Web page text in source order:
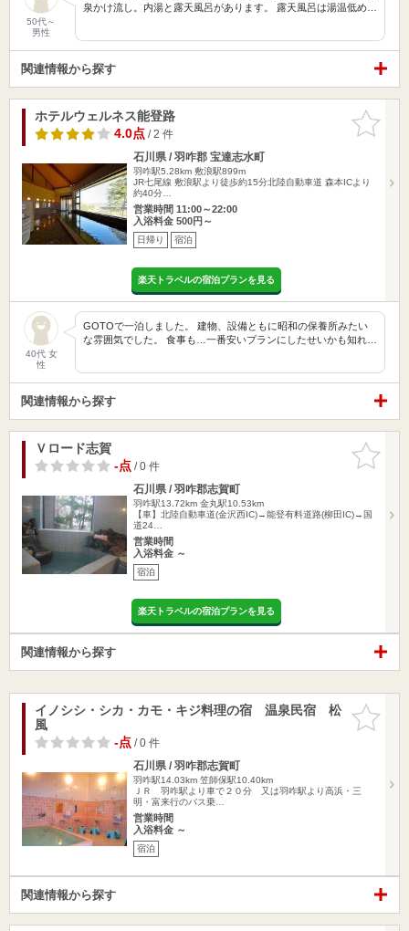
50代～
男性
泉かけ流し。内湯と露天風呂があります。 露天風呂は湯温低め…
関連情報から探す
お気に入
りに追加
ホテルウェルネス能登路
4.0点/ 2 件
石川県 / 羽咋郡 宝達志水町
羽咋駅5.28km 敷浪駅899m
JR七尾線 敷浪駅より徒歩約15分北陸自動車道 森本ICより
約40分…
営業時間 11:00～22:00
入浴料金 500円～
日帰り 宿泊
楽天トラベルの宿泊プランを見る
40代 女
性
GOTOで一泊しました。 建物、設備ともに昭和の保養所みたい
な雰囲気でした。 食事も…一番安いプランにしたせいかも知れ…
関連情報から探す
お気に入
りに追加
Ｖロード志賀
-点/ 0 件
石川県 / 羽咋郡志賀町
羽咋駅13.72km 金丸駅10.53km
【車】北陸自動車道(金沢西IC)→能登有料道路(柳田IC)→国
道24…
営業時間
入浴料金 ～
宿泊
楽天トラベルの宿泊プランを見る
関連情報から探す
お気に入
りに追加
イノシシ・シカ・カモ・キジ料理の宿 温泉民宿 松
風
-点/ 0 件
石川県 / 羽咋郡志賀町
羽咋駅14.03km 笠師保駅10.40km
ＪＲ 羽咋駅より車で２０分 又は羽咋駅より高浜・三
明・富来行のバス乗…
営業時間
入浴料金 ～
宿泊
関連情報から探す